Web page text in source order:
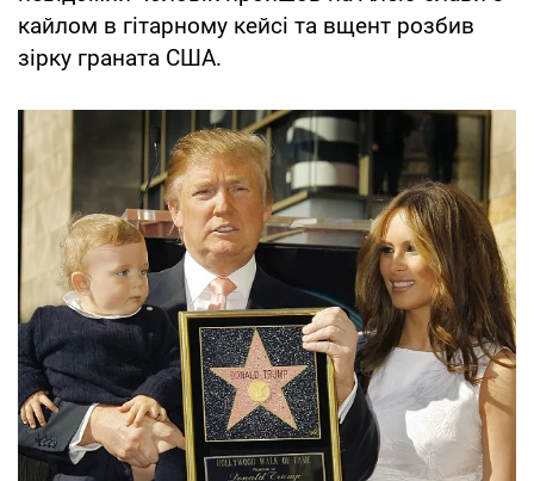
кайлом в гітарному кейсі та вщент розбив
зірку граната США.